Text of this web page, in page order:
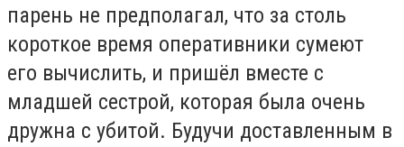
парень не предполагал, что за столь
короткое время оперативники сумеют
его вычислить, и пришёл вместе с
младшей сестрой, которая была очень
дружна с убитой. Будучи доставленным в